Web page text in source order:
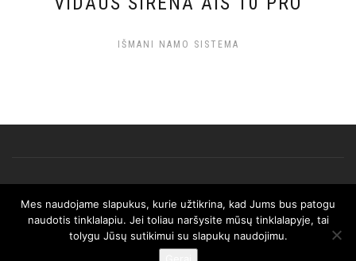
IŠMANI NAMO SISTEMA
© 2025 AFRISO. Visos teisės saugomos.
Mes naudojame slapukus, kurie užtikrina, kad Jums bus patogu
naudotis tinklalapiu. Jei toliau naršysite mūsų tinklalapyje, tai
tolygu Jūsų sutikimui su slapukų naudojimu.